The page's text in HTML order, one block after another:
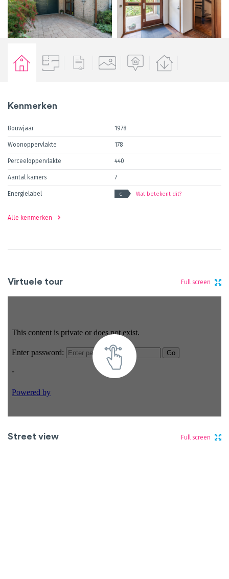
Kenmerken
Bouwjaar 1978
Woonoppervlakte 178
Perceeloppervlakte 440
Aantal kamers 7
Energielabel C Wat betekent dit?
Alle kenmerken
Virtuele tour Full screen
Street view Full screen